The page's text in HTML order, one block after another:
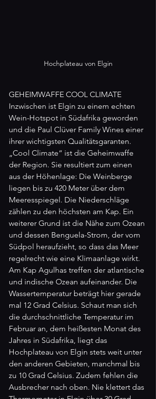
Hochplateau von Elgin
GEHEIMWAFFE COOL CLIMATE
Inzwischen ist Elgin zu einem echten
Wein-Hotspot in Südafrika geworden
und die Paul Clüver Family Wines einer
ihrer wichtigsten Qualitätsgaranten.
„Cool Climate“ ist die Geheimwaffe
der Region. Sie resultiert zum einen
aus der Höhenlage: Die Weinberge
liegen bis zu 420 Meter über dem
Meeresspiegel. Die Niederschläge
zählen zu den höchsten am Kap. Ein
weiterer Grund ist die Nähe zum Ozean
und dessen Benguela-Strom, der vom
Südpol heraufzieht, so dass das Meer
regelrecht wie eine Klimaanlage wirkt.
Am Kap Agulhas treffen der atlantische
und indische Ozean aufeinander. Die
Wassertemperatur beträgt hier gerade
mal 12 Grad Celsius. Schaut man sich
die durchschnittliche Temperatur im
Februar an, dem heißesten Monat des
Jahres in Südafrika, liegt das
Hochplateau von Elgin stets weit unter
den anderen Gebieten, manchmal bis
zu 10 Grad Celsius. Zudem fehlen die
Ausbrecher nach oben. Nie klettert das